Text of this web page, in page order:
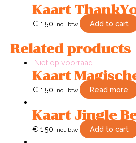
Kaart
€ 1,50 incl. btw Add to cart
Related products
Niet op voorraad
Kaart
€ 1,50 incl. btw Read more
Kaart Jingle
€ 1,50 incl. btw Add to cart